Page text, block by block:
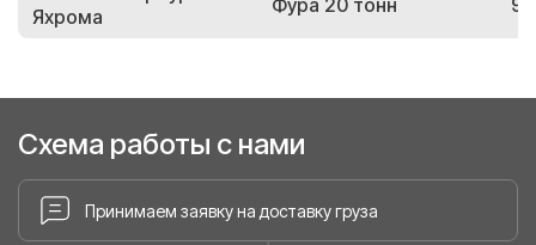
Яхрома
Фура 20 тонн
Схема работы с нами
Принимаем заявку на доставку груза